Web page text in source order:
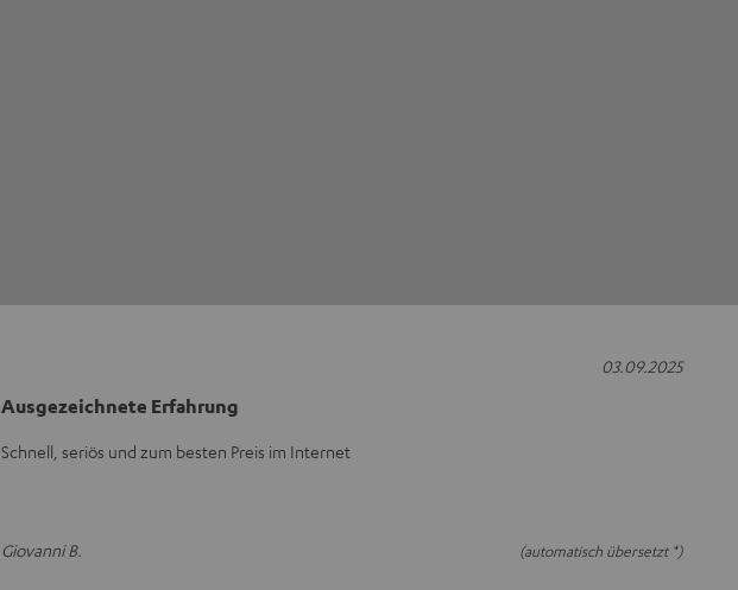
Ausgezeichnete Erfahrung
Schnell, seriös und zum besten Preis im Internet
Giovanni B. (automatisch übersetzt *)
03.09.2025